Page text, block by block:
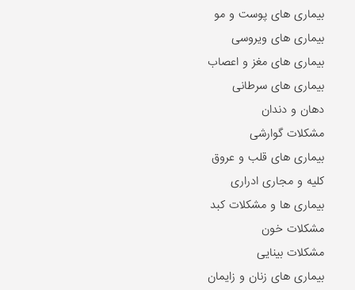
بیماری های پوست و مو
بیماری های ویروسی
بیماری های مغز و اعصاب
بیماری های سرطانی
دهان و دندان
مشکلات گوارشی
بیماری های قلب و عروق
کلیه و مجاری ادراری
بیماری ها و مشکلات کبد
مشکلات خون
مشکلات بینایی
بیماری های زنان و زایمان